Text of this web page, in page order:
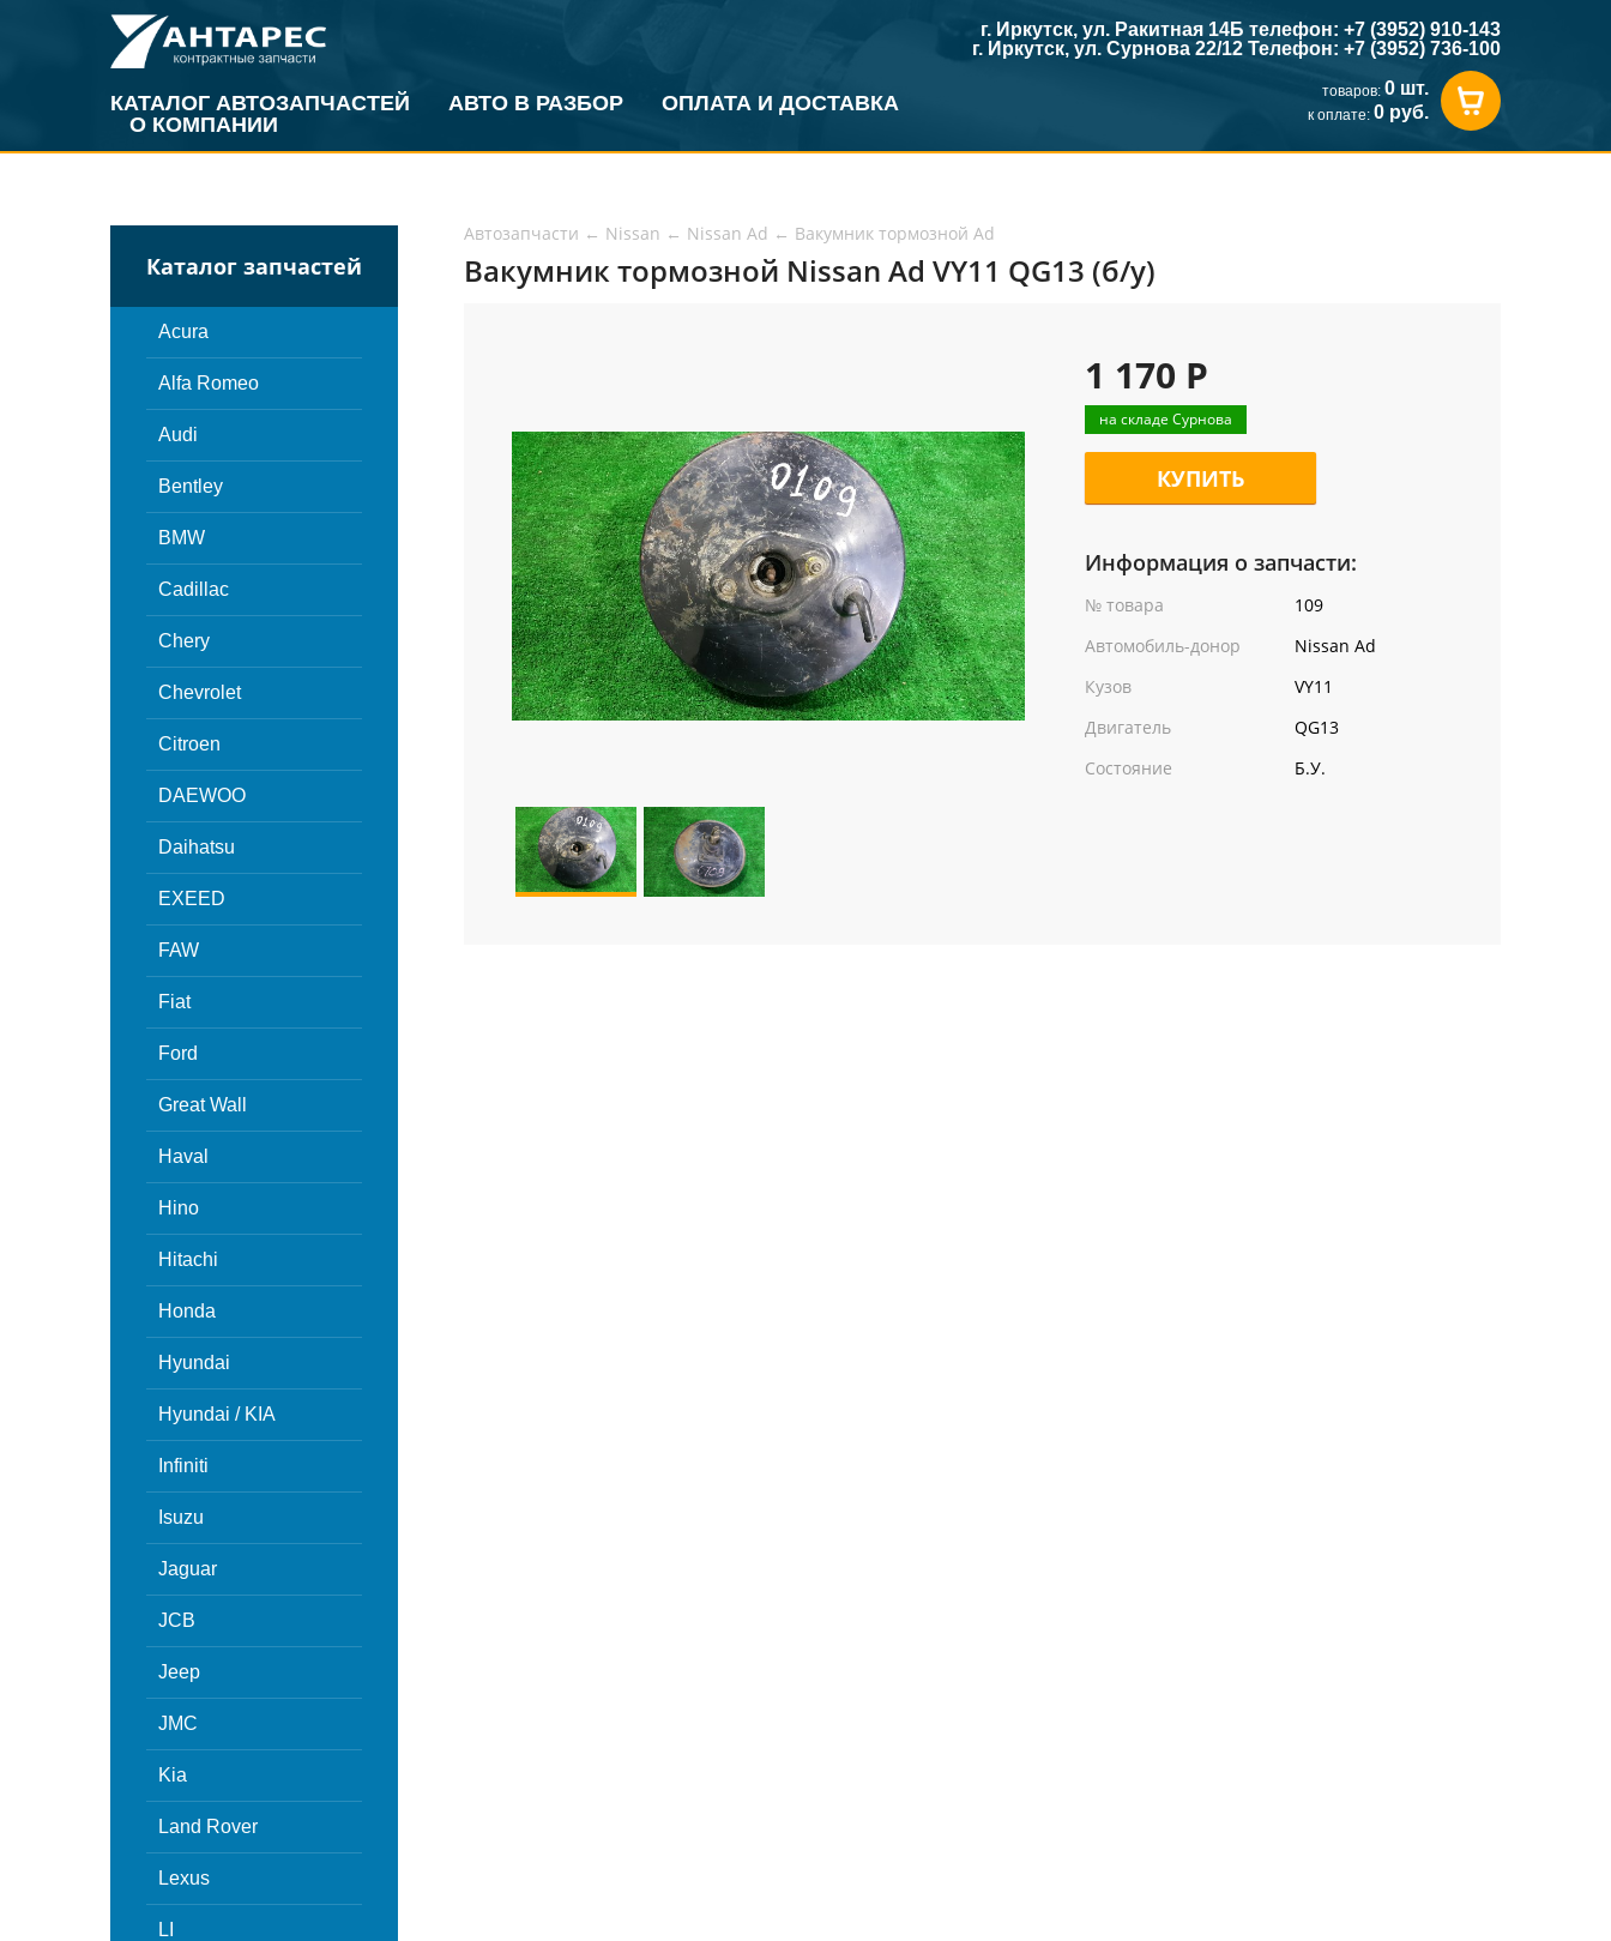
КАТАЛОГ АВТОЗАПЧАСТЕЙ АВТО В РАЗБОР
ОПЛАТА И ДОСТАВКА
О КОМПАНИИ
г. Иркутск, ул. Ракитная 14Б телефон: +7 (3952) 910-143
г. Иркутск, ул. Сурнова 22/12 Телефон: +7 (3952) 736-100
товаров: 0 шт.
к оплате: 0 руб.
Каталог запчастей
Acura
Alfa Romeo
Audi
Bentley
BMW
Cadillac
Chery
Chevrolet
Citroen
DAEWOO
Daihatsu
EXEED
FAW
Fiat
Ford
Great Wall
Haval
Hino
Hitachi
Honda
Hyundai
Hyundai / KIA
Infiniti
Isuzu
Jaguar
JCB
Jeep
JMC
Kia
Land Rover
Lexus
LI
Автозапчасти ← Nissan ← Nissan Ad ← Вакумник тормозной Ad
Вакумник тормозной Nissan Ad VY11 QG13 (б/у)
1 170 Р
на складе Сурнова
КУПИТЬ
Информация о запчасти:
№ товара
109
Автомобиль-донор
Nissan Ad
Кузов
VY11
Двигатель
QG13
Состояние
Б.У.